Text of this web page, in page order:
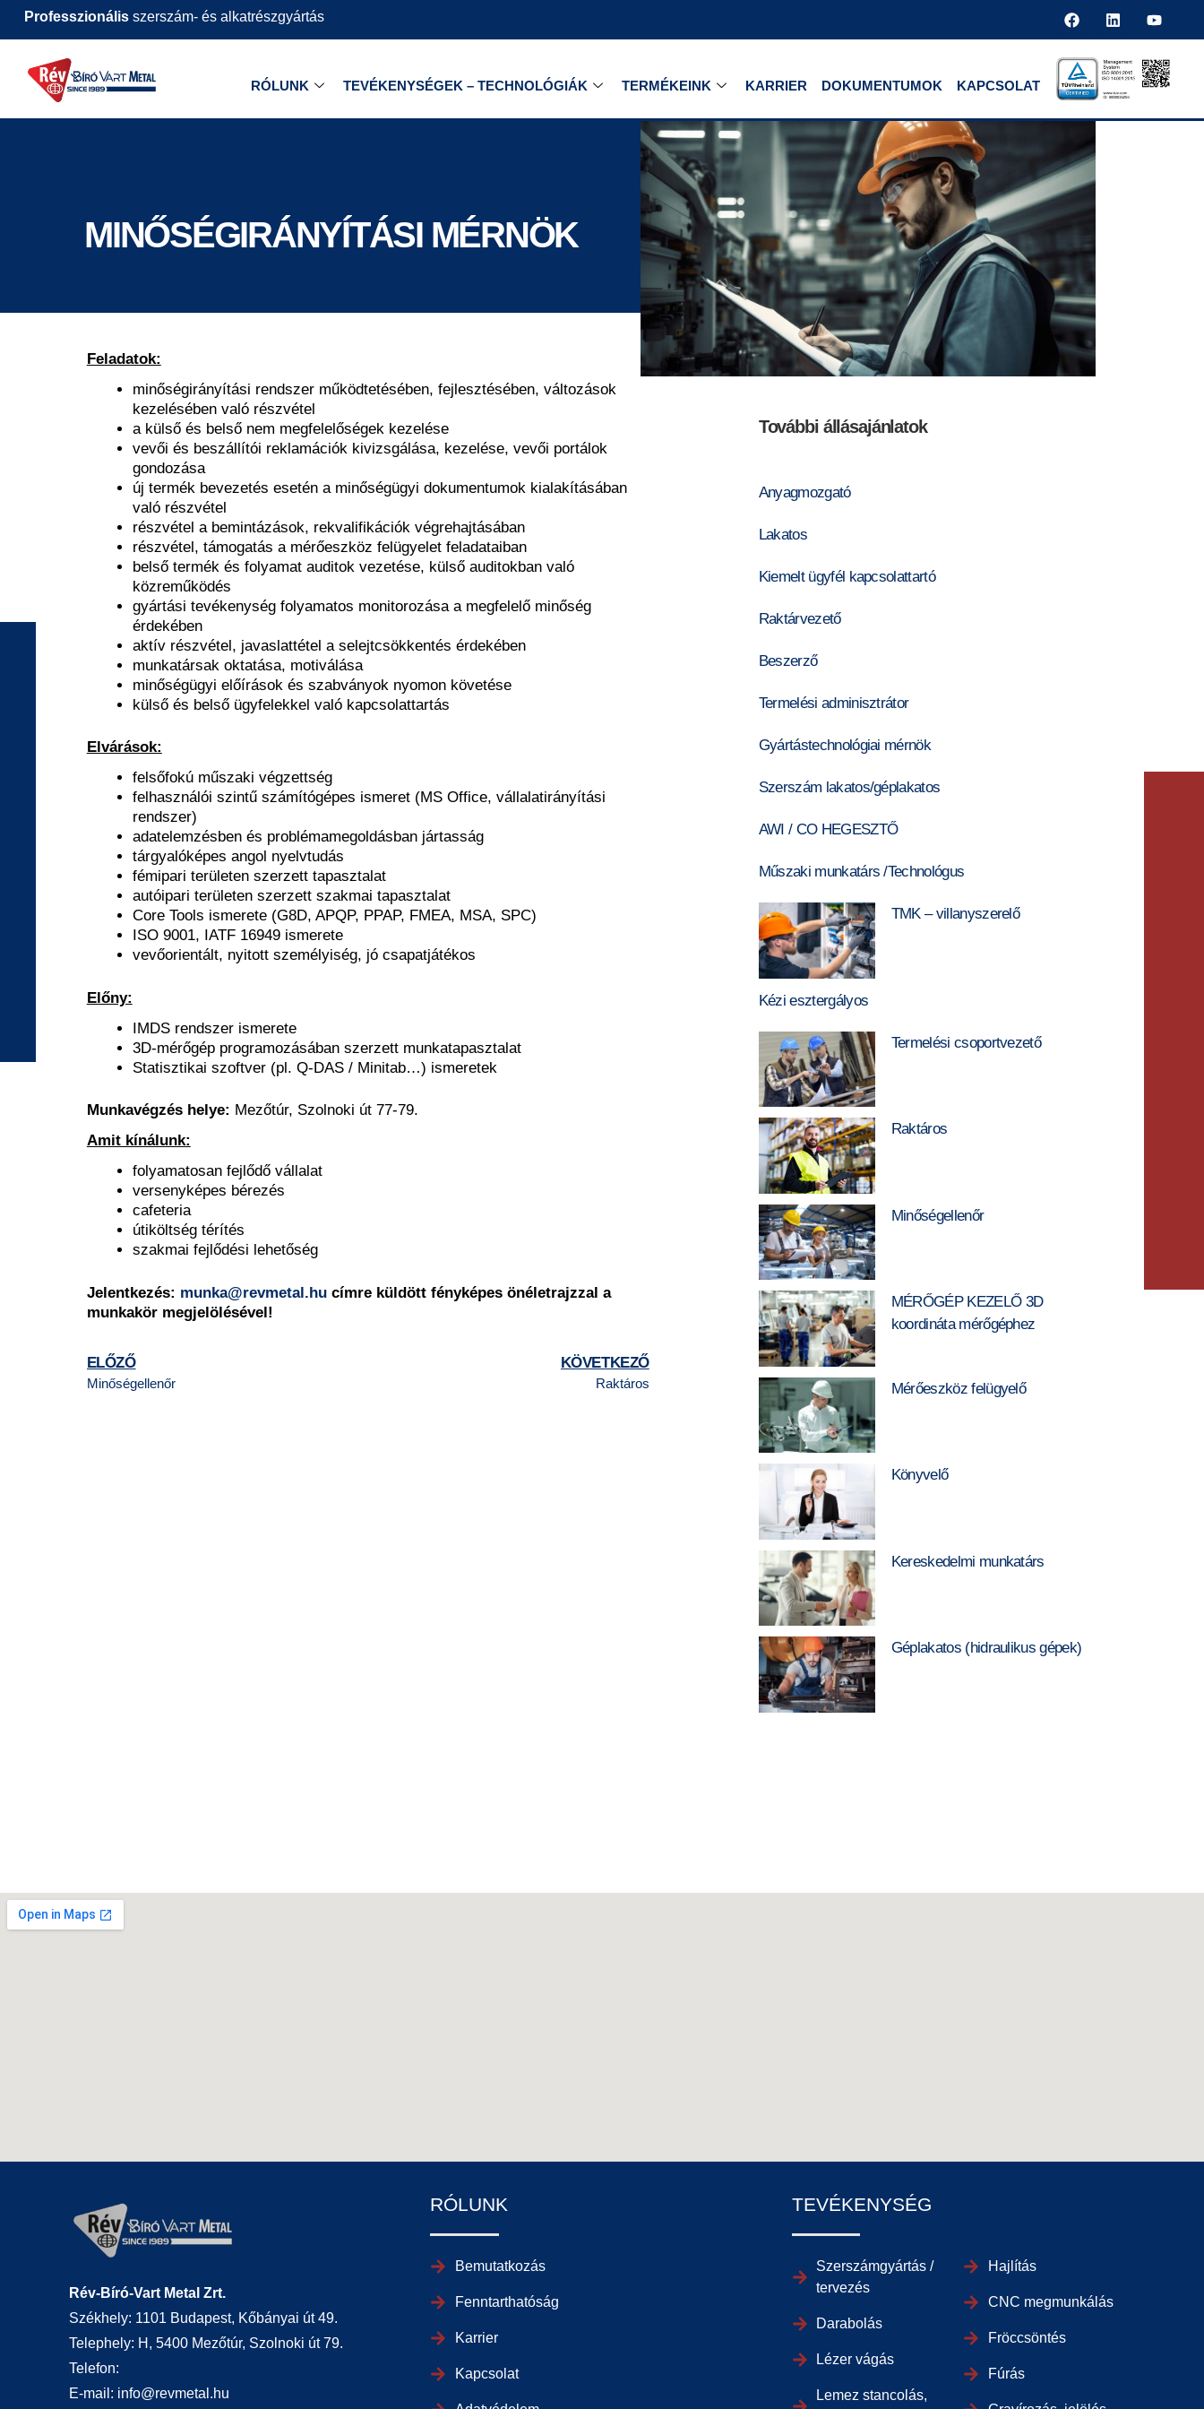
Professzionálisszerszám- és alkatrészgyártás
RÓLUNK TEVÉKENYSÉGEK – TECHNOLÓGIÁK TERMÉKEINK KARRIER DOKUMENTUMOK KAPCSOLAT
MINŐSÉGIRÁNYÍTÁSI MÉRNÖK
Feladatok:
minőségirányítási rendszer működtetésében, fejlesztésében, változások
kezelésében való részvétel
a külső és belső nem megfelelőségek kezelése
vevői és beszállítói reklamációk kivizsgálása, kezelése, vevői portálok
gondozása
új termék bevezetés esetén a minőségügyi dokumentumok kialakításában
való részvétel
részvétel a bemintázások, rekvalifikációk végrehajtásában
részvétel, támogatás a mérőeszköz felügyelet feladataiban
belső termék és folyamat auditok vezetése, külső auditokban való
közreműködés
gyártási tevékenység folyamatos monitorozása a megfelelő minőség
érdekében
aktív részvétel, javaslattétel a selejtcsökkentés érdekében
munkatársak oktatása, motiválása
minőségügyi előírások és szabványok nyomon követése
külső és belső ügyfelekkel való kapcsolattartás
Elvárások:
felsőfokú műszaki végzettség
felhasználói szintű számítógépes ismeret (MS Office, vállalatirányítási
rendszer)
adatelemzésben és problémamegoldásban jártasság
tárgyalóképes angol nyelvtudás
fémipari területen szerzett tapasztalat
autóipari területen szerzett szakmai tapasztalat
Core Tools ismerete (G8D, APQP, PPAP, FMEA, MSA, SPC)
ISO 9001, IATF 16949 ismerete
vevőorientált, nyitott személyiség, jó csapatjátékos
Előny:
IMDS rendszer ismerete
3D-mérőgép programozásában szerzett munkatapasztalat
Statisztikai szoftver (pl. Q-DAS / Minitab…) ismeretek
Munkavégzés helye: Mezőtúr, Szolnoki út 77-79.
Amit kínálunk:
folyamatosan fejlődő vállalat
versenyképes bérezés
cafeteria
útiköltség térítés
szakmai fejlődési lehetőség
Jelentkezés: munka@revmetal.hucímre küldött fényképes önéletrajzzal a
munkakör megjelölésével!
ELŐZŐ
Minőségellenőr
KÖVETKEZŐ
Raktáros
További állásajánlatok
Anyagmozgató
Lakatos
Kiemelt ügyfél kapcsolattartó
Raktárvezető
Beszerző
Termelési adminisztrátor
Gyártástechnológiai mérnök
Szerszám lakatos/géplakatos
AWI / CO HEGESZTŐ
Műszaki munkatárs /Technológus
TMK – villanyszerelő
Kézi esztergályos
Termelési csoportvezető
Raktáros
Minőségellenőr
MÉRŐGÉP KEZELŐ 3D
koordináta mérőgéphez
Mérőeszköz felügyelő
Könyvelő
Kereskedelmi munkatárs
Géplakatos (hidraulikus gépek)
Rév-Bíró-Vart Metal Zrt.
Székhely: 1101 Budapest, Kőbányai út 49.
Telephely: H, 5400 Mezőtúr, Szolnoki út 79.
Telefon:
E-mail: info@revmetal.hu
RÓLUNK
Bemutatkozás
Fenntarthatóság
Karrier
Kapcsolat
TEVÉKENYSÉG
Szerszámgyártás /
tervezés
Darabolás
Lézer vágás
Lemez stancolás,
Hajlítás
CNC megmunkálás
Fröccsöntés
Fúrás